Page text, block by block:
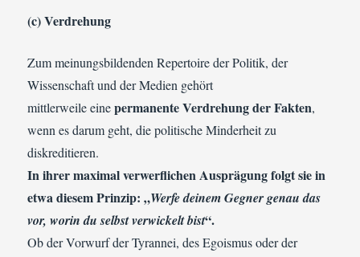
(c) Verdrehung
Zum meinungsbildenden Repertoire der Politik, der
Wissenschaft und der Medien gehört
mittlerweile einepermanente Verdrehung der Fakten,
wenn es darum geht, die politische Minderheit zu
diskreditieren.
In ihrer maximal verwerflichen Ausprägung folgt sie in
etwa diesem Prinzip: „Werfe deinem Gegner genau das
vor, worin du selbst verwickelt bist“.
Ob der Vorwurf der Tyrannei, des Egoismus oder der